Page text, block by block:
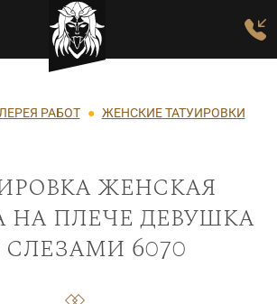
содержанию
РАБОТ ЖЕНСКИЕ ТАТУИРОВКИ
женская
на плече девушка
6070